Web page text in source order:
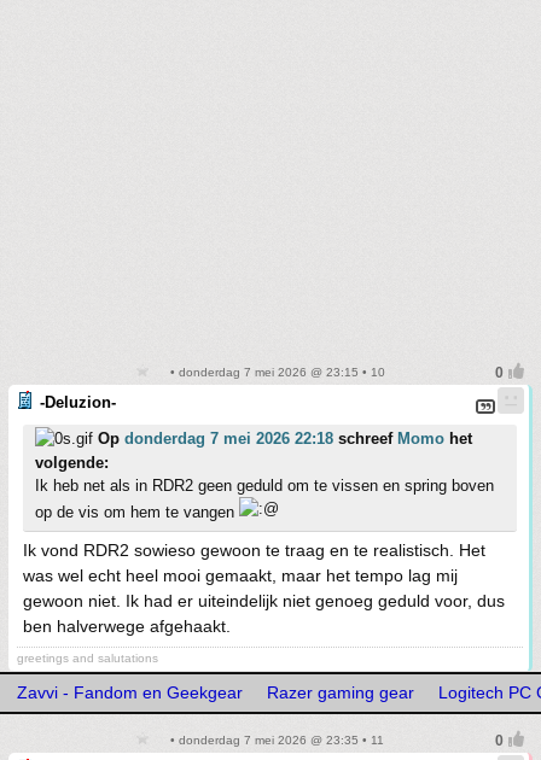
• donderdag 7 mei 2026 @ 23:15 • 10
-Deluzion-
Op donderdag 7 mei 2026 22:18 schreef Momo het
volgende:
Ik heb net als in RDR2 geen geduld om te vissen en spring boven
op de vis om hem te vangen
Ik vond RDR2 sowieso gewoon te traag en te realistisch. Het
was wel echt heel mooi gemaakt, maar het tempo lag mij
gewoon niet. Ik had er uiteindelijk niet genoeg geduld voor, dus
ben halverwege afgehaakt.
greetings and salutations
Zavvi - Fandom en Geekgear Razer gaming gear Logitech PC
• donderdag 7 mei 2026 @ 23:35 • 11